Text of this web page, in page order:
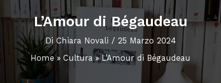
L’Amour di Bégaudeau
Di Chiara Novali / 25 Marzo 2024
Home
Cultura L’Amour di Bégaudeau